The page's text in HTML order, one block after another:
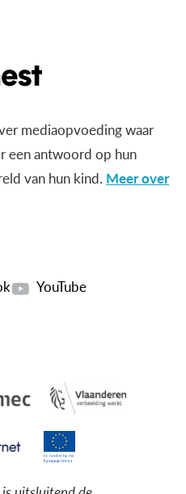
mediaopvoeding waar
een antwoord op hun
van hun kind. Meer over
YouTube